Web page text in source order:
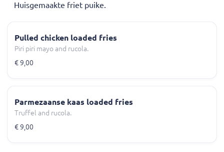
Huisgemaakte friet puike.
Pulled chicken loaded fries
Piri piri mayo and rucola.
€ 9,00
Parmezaanse kaas loaded fries
Truffel and rucola.
€ 9,00